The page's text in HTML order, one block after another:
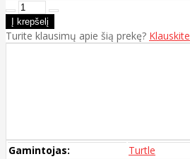
Turite klausimų apie šią prekę? Klauskite
Gamintojas:
Turtle